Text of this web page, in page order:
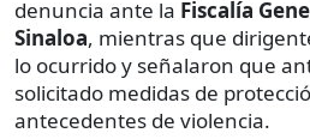
denuncia ante la Fiscalía
Sinaloa, mientras que
lo ocurrido y señalaron que
solicitado medidas de
antecedentes de violencia.